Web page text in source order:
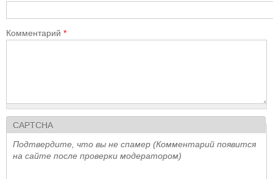
Комментарий *
CAPTCHA
Подтвердите, что вы не спамер (Комментарий появится
на сайте после проверки модератором)